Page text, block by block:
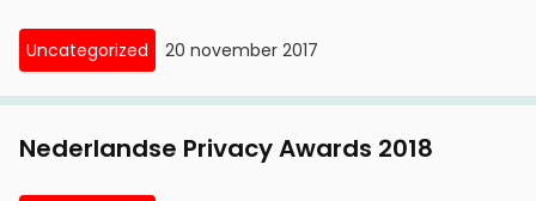
Uncategorized 20 november 2017
Nederlandse Privacy Awards 2018